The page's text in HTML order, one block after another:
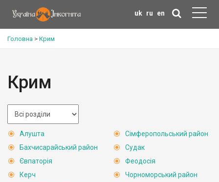
uk ru en
Головна > Крим
Крим
Алушта
Бахчисарайський район
Євпаторія
Керч
Сімферопольський район
Судак
Феодосія
Чорноморський район